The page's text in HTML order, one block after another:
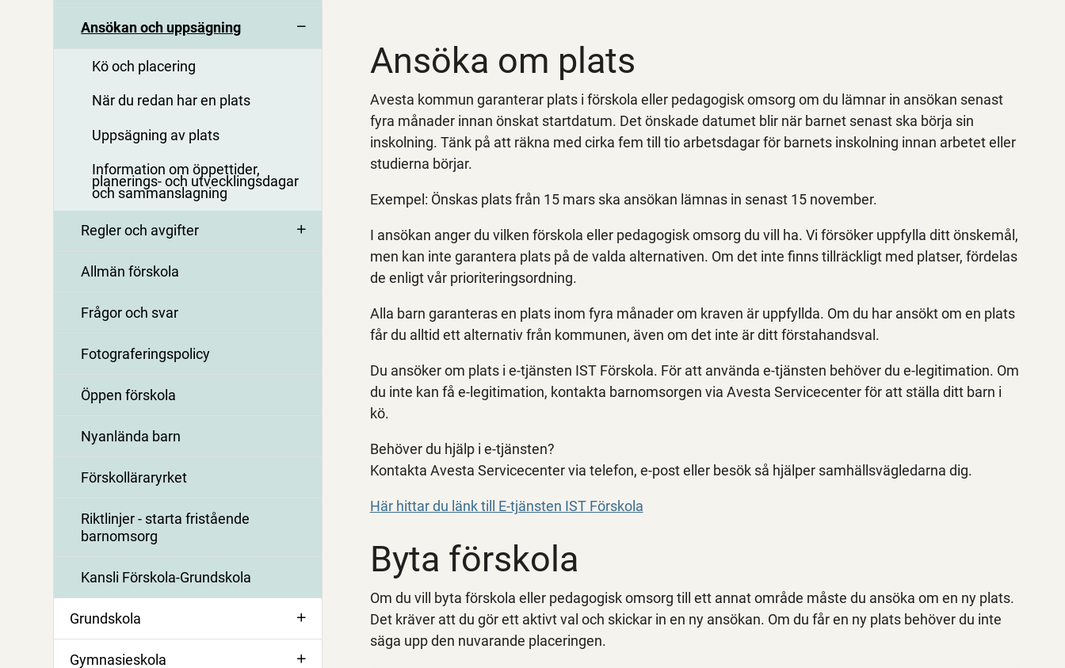
Ansökan och uppsägning
Kö och placering
När du redan har en plats
Uppsägning av plats
Information om öppettider,
planerings- och utvecklingsdagar
och sammanslagning
Regler och avgifter
Allmän förskola
Frågor och svar
Fotograferingspolicy
Öppen förskola
Nyanlända barn
Förskolläraryrket
Riktlinjer - starta fristående
barnomsorg
Kansli Förskola-Grundskola
Grundskola
Gymnasieskola
Ansöka om plats
Avesta kommun garanterar plats i förskola eller pedagogisk omsorg om du lämnar in ansökan senast
fyra månader innan önskat startdatum. Det önskade datumet blir när barnet senast ska börja sin
inskolning. Tänk på att räkna med cirka fem till tio arbetsdagar för barnets inskolning innan arbetet eller
studierna börjar.
Exempel: Önskas plats från 15 mars ska ansökan lämnas in senast 15 november.
I ansökan anger du vilken förskola eller pedagogisk omsorg du vill ha. Vi försöker uppfylla ditt önskemål,
men kan inte garantera plats på de valda alternativen. Om det inte finns tillräckligt med platser, fördelas
de enligt vår prioriteringsordning.
Alla barn garanteras en plats inom fyra månader om kraven är uppfyllda. Om du har ansökt om en plats
får du alltid ett alternativ från kommunen, även om det inte är ditt förstahandsval.
Du ansöker om plats i e-tjänsten IST Förskola. För att använda e-tjänsten behöver du e-legitimation. Om
du inte kan få e-legitimation, kontakta barnomsorgen via Avesta Servicecenter för att ställa ditt barn i
kö.
Behöver du hjälp i e-tjänsten?
Kontakta Avesta Servicecenter via telefon, e-post eller besök så hjälper samhällsvägledarna dig.
Här hittar du länk till E-tjänsten IST Förskola
Byta förskola
Om du vill byta förskola eller pedagogisk omsorg till ett annat område måste du ansöka om en ny plats.
Det kräver att du gör ett aktivt val och skickar in en ny ansökan. Om du får en ny plats behöver du inte
säga upp den nuvarande placeringen.